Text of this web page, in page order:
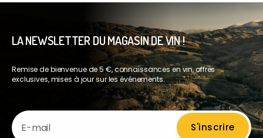
LA NEWSLETTER DU MAGASIN DE VIN !
Remise de bienvenue de 5 €, connaissances en vin, offres
exclusives, mises à jour sur les événements.
E-mail
S'inscrire